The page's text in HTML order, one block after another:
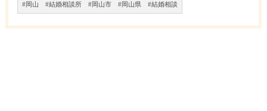
#岡山 #結婚相談所 #岡山市 #岡山県 #結婚相談